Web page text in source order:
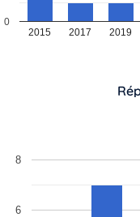
2015 2017 2019
0
6
8